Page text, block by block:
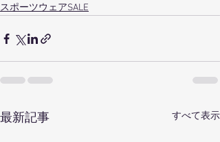
スポーツウェアSALE
最新記事 すべて表示